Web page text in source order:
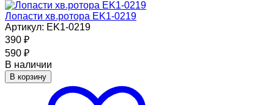
Лопасти хв.ротора EK1-0219
Артикул: EK1-0219
390 ₽
590 ₽
В наличии
В корзину